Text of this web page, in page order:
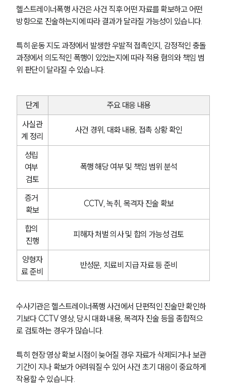
헬스트레이너폭행 사건은 사건 직후 어떤 자료를 확보하고 어떤
방향으로 진술하는지에 따라 결과가 달라질 가능성이 있습니다.
특히 운동 지도 과정에서 발생한 우발적 접촉인지, 감정적인 충돌
과정에서 의도적인 폭행이 있었는지에 따라 적용 혐의와 책임 범
위 판단이 달라질 수 있습니다.
단계
주요 대응 내용
사실관
계 정리
사건 경위, 대화 내용, 접촉 상황 확인
성립
여부
검토
폭행 해당 여부 및 책임 범위 분석
증거
확보
CCTV, 녹취, 목격자 진술 확보
합의
진행
피해자 처벌 의사 및 합의 가능성 검토
양형자
료 준비
반성문, 치료비 지급 자료 등 준비
수사기관은 헬스트레이너폭행 사건에서 단편적인 진술만 확인하
기보다 CCTV 영상, 당시 대화 내용, 목격자 진술 등을 종합적으
로 검토하는 경우가 많습니다.
특히 현장 영상 확보 시점이 늦어질 경우 자료가 삭제되거나 보관
기간이 지나 확보가 어려워질 수 있어 사건 초기 대응이 중요하게
작용할 수 있습니다.